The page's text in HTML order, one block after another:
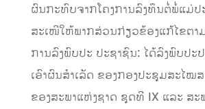
ຜົນກະທົບຈາກໂຄງການລົງທຶນຕໍ່ພໍ່ແມ່ປ
ສະເໜີໃຫ້ພາກສ່ວນກ່ຽວຂ້ອງແກ້ໄຂຕາ
ການລົງພົບປະ ປະຊາຊົນ: ໄດ້ລົງພົບປະ
ເອົາຜົນສໍາເລັດ ຂອງກອງປະຊຸມສະໄໝ
ຂອງສະພາແຫ່ງຊາດ ຊຸດທີ IX ແລະ ສະ